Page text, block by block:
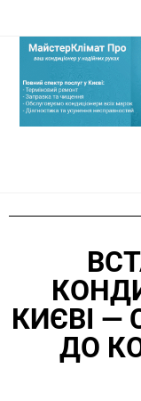
КИЄВІ —
ДО